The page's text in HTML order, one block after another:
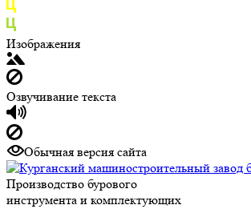
Изображения
Озвучивание текста
Обычная версия сайта
Производство бурового
инструмента и комплектующих